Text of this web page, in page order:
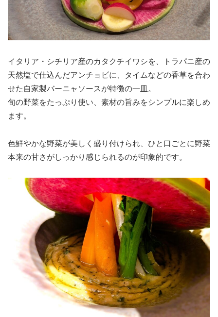
イタリア・シチリア産のカタクチイワシを、トラパニ産の
天然塩で仕込んだアンチョビに、タイムなどの香草を合わ
せた自家製バーニャソースが特徴の一皿。
旬の野菜をたっぷり使い、素材の旨みをシンプルに楽しめ
ます。
色鮮やかな野菜が美しく盛り付けられ、ひと口ごとに野菜
本来の甘さがしっかり感じられるのが印象的です。